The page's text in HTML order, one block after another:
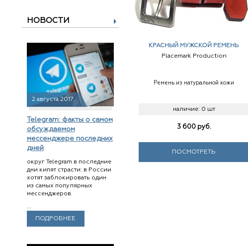
НОВОСТИ
2 августа 2017
Telegram: факты о самом
обсуждаемом
мессенджере последних
дней
округ Telegram в последние
дни кипят страсти: в России
хотят заблокировать один
из самых популярных
мессенджеров.
...
ПОДРОБНЕЕ
КРАСНЫЙ МУЖСКОЙ РЕМЕНЬ
Placemark Production
Ремень из натуральной кожи
наличие: 0 шт
3 600 руб.
ПОСМОТРЕТЬ